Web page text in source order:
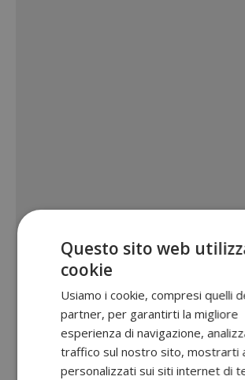
Questo sito web
cookie
Usiamo i cookie, compresi quelli
partner, per garantirti la migliore
esperienza di navigazione,
traffico sul nostro sito, mostrarti
personalizzati sui siti internet di